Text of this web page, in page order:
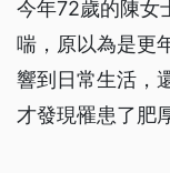
今年72歲的陳女
喘，原以為是更
響到日常生活，
才發現罹患了肥